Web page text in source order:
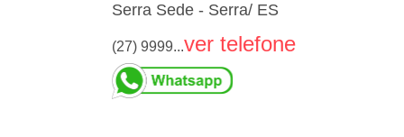
Serra Sede - Serra/ ES
(27) 9999...ver telefone